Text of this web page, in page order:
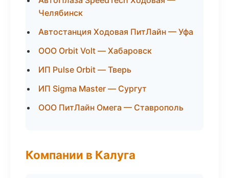
Челябинск
Автостанция Ходовая ПитЛайн — Уфа
ООО Orbit Volt — Хабаровск
ИП Pulse Orbit — Тверь
ИП Sigma Master — Сургут
ООО ПитЛайн Омега — Ставрополь
Компании в Калуга